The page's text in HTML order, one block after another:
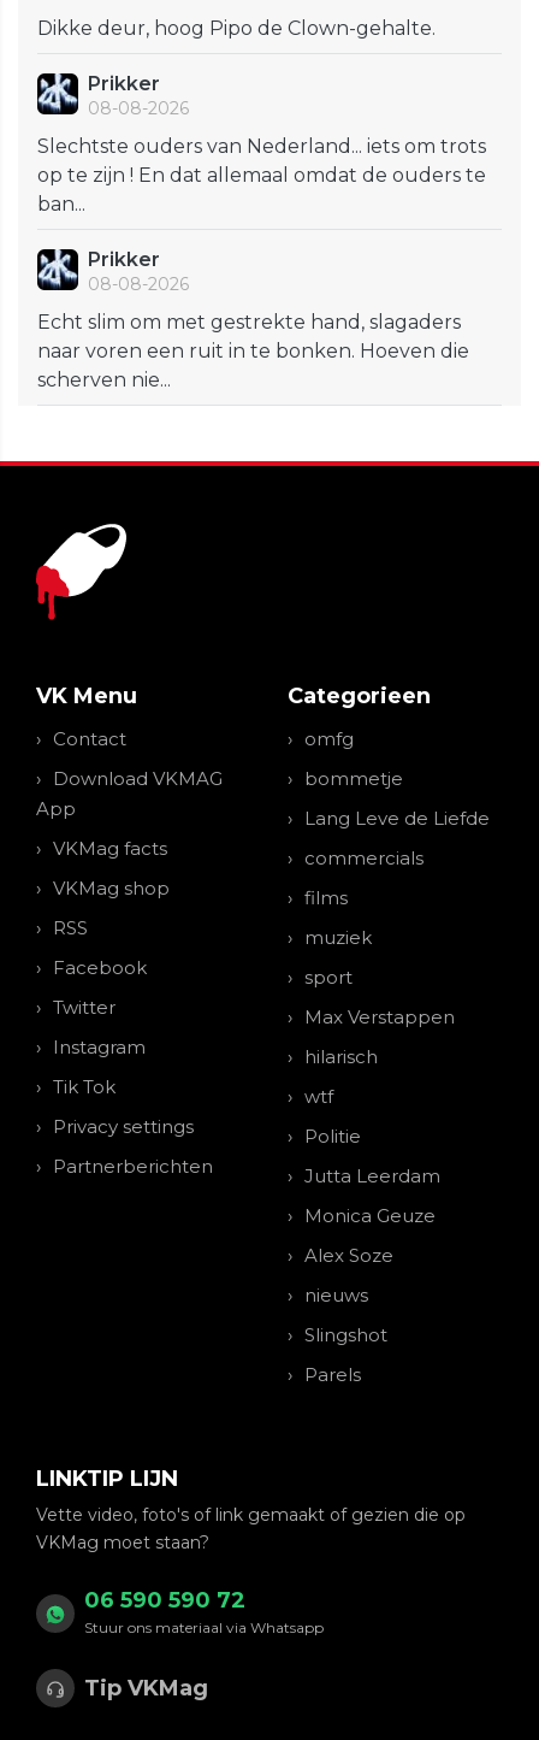
Dikke deur, hoog Pipo de Clown-gehalte.
Prikker
08-08-2026
Slechtste ouders van Nederland... iets om trots
op te zijn ! En dat allemaal omdat de ouders te
ban...
Prikker
08-08-2026
Echt slim om met gestrekte hand, slagaders
naar voren een ruit in te bonken. Hoeven die
scherven nie...
VK Menu
Contact
Download VKMAG
App
VKMag facts
VKMag shop
RSS
Facebook
Twitter
Instagram
Tik Tok
Privacy settings
Partnerberichten
Categorieen
omfg
bommetje
Lang Leve de Liefde
commercials
films
muziek
sport
Max Verstappen
hilarisch
wtf
Politie
Jutta Leerdam
Monica Geuze
Alex Soze
nieuws
Slingshot
Parels
LINKTIP LIJN
Vette video, foto's of link gemaakt of gezien die op
VKMag moet staan?
06 590 590 72
Stuur ons materiaal via Whatsapp
Tip VKMag